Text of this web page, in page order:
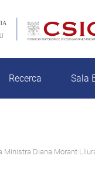
Recerca Sala
Ministra Diana Morant